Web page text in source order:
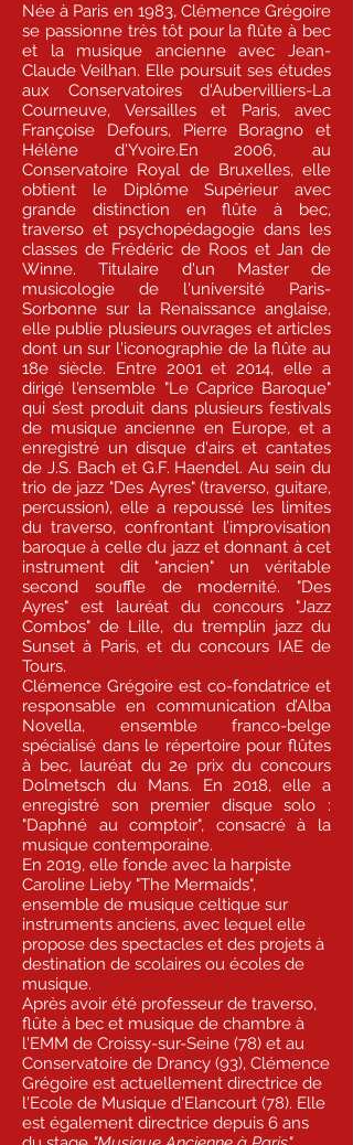
Née à Paris en 1983, Clémence Grégoire
se passionne très tôt pour la flûte à bec
et la musique ancienne avec Jean-
Claude Veilhan. Elle poursuit ses études
aux Conservatoires d'Aubervilliers-La
Courneuve, Versailles et Paris, avec
Françoise Defours, Pierre Boragno et
Hélène d'Yvoire.En 2006, au
Conservatoire Royal de Bruxelles, elle
obtient le Diplôme Supérieur avec
grande distinction en flûte à bec,
traverso et psychopédagogie dans les
classes de Frédéric de Roos et Jan de
Winne. Titulaire d'un Master de
musicologie de l'université Paris-
Sorbonne sur la Renaissance anglaise,
elle publie plusieurs ouvrages et articles
dont un sur l'iconographie de la flûte au
18e siècle. Entre 2001 et 2014, elle a
dirigé l'ensemble "Le Caprice Baroque"
qui s’est produit dans plusieurs festivals
de musique ancienne en Europe, et a
enregistré un disque d'airs et cantates
de J.S. Bach et G.F. Haendel. Au sein du
trio de jazz "Des Ayres" (traverso, guitare,
percussion), elle a repoussé les limites
du traverso, confrontant l’improvisation
baroque à celle du jazz et donnant à cet
instrument dit "ancien" un véritable
second souffle de modernité. "Des
Ayres" est lauréat du concours "Jazz
Combos" de Lille, du tremplin jazz du
Sunset à Paris, et du concours IAE de
Tours.
Clémence Grégoire est co-fondatrice et
responsable en communication d’Alba
Novella, ensemble franco-belge
spécialisé dans le répertoire pour flûtes
à bec, lauréat du 2e prix du concours
Dolmetsch du Mans. En 2018, elle a
enregistré son premier disque solo :
"Daphné au comptoir", consacré à la
musique contemporaine.
En 2019, elle fonde avec la harpiste
Caroline Lieby "The Mermaids",
ensemble de musique celtique sur
instruments anciens, avec lequel elle
propose des spectacles et des projets à
destination de scolaires ou écoles de
musique.
Après avoir été professeur de traverso,
flûte à bec et musique de chambre à
l'EMM de Croissy-sur-Seine (78) et au
Conservatoire de Drancy (93), Clémence
Grégoire est actuellement directrice de
l'Ecole de Musique d'Elancourt (78). Elle
est également directrice depuis 6 ans